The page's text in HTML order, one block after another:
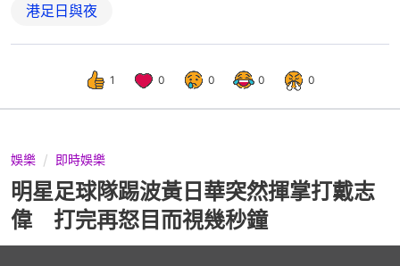
港足日與夜
1 0 0 0 0
娛樂 即時娛樂
明星足球隊踢波黃日華突然揮掌打戴志
偉 打完再怒目而視幾秒鐘